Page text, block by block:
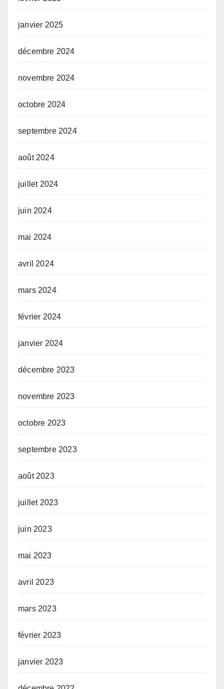
janvier 2025
décembre 2024
novembre 2024
octobre 2024
septembre 2024
août 2024
juillet 2024
juin 2024
mai 2024
avril 2024
mars 2024
février 2024
janvier 2024
décembre 2023
novembre 2023
octobre 2023
septembre 2023
août 2023
juillet 2023
juin 2023
mai 2023
avril 2023
mars 2023
février 2023
janvier 2023